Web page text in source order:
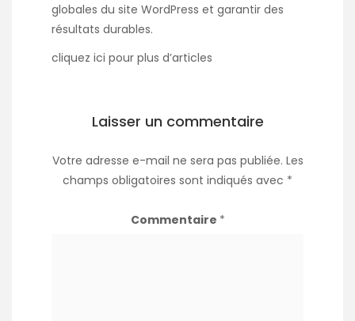
globales du site WordPress et garantir des
résultats durables.
cliquez ici pour plus d’articles
Laisser un commentaire
Votre adresse e-mail ne sera pas publiée. Les
champs obligatoires sont indiqués avec *
Commentaire *